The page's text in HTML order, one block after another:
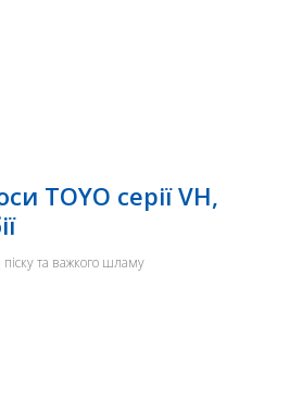
TOYO серії VH,
та важкого шламу